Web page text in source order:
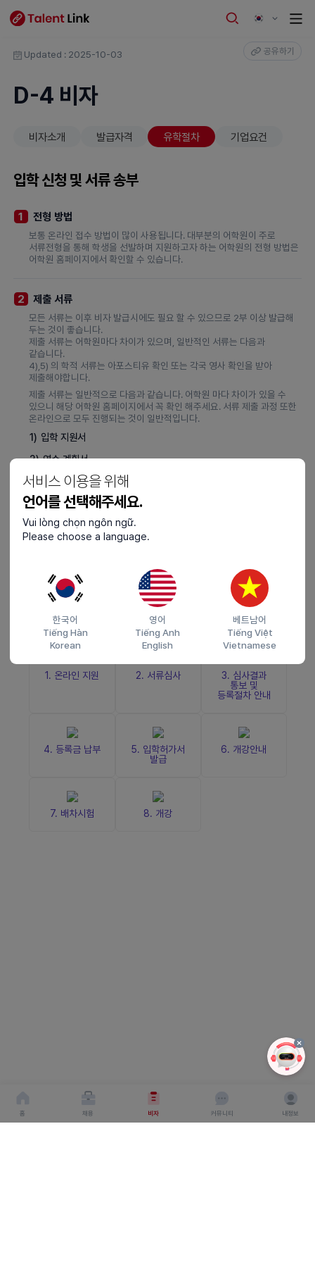
서비스 이용을 위해
언어를 선택해주세요.
Vui lòng chọn ngôn ngữ.
Please choose a language.
한국어
Tiếng Hàn
Korean
영어
Tiếng Anh
English
베트남어
Tiếng Việt
Vietnamese
홈 채용 비자 커뮤니티 내정보
Updated : 2025-10-03 공유하기
D-4 비자
비자소개 발급자격 유학절차 기업요건
입학 신청 및 서류 송부
1 전형 방법
보통 온라인 접수 방법이 많이 사용됩니다. 대부분의 어학원이 주로
서류전형을 통해 학생을 선발하며 지원하고자 하는 어학원의 전형 방법은
어학원 홈페이지에서 확인할 수 있습니다.
2 제출 서류
모든 서류는 이후 비자 발급시에도 필요 할 수 있으므로 2부 이상 발급해
두는 것이 좋습니다.
제출 서류는 어학원마다 차이가 있으며, 일반적인 서류는 다음과
같습니다.
4),5) 의 학적 서류는 아포스티유 확인 또는 각국 영사 확인을 받아
제출해야합니다.
제출 서류는 일반적으로 다음과 같습니다. 어학원 마다 차이가 있을 수
있으니 해당 어학원 홈페이지에서 꼭 확인 해주세요. 서류 제출 과정 또한
온라인으로 모두 진행되는 것이 일반적입니다.
1) 입학 지원서
2) 연수 계획서
3)
자기 소개서
4) 고등학교 성적 증명서
5) 고등학교 졸업 증명서
지원자의 국적 증명 자료(여권 사본 등)
자세히 보기)
(비자 신청이 필요 없을 경우 생략 가능)
연수 과정
1. 온라인 지원 2. 서류심사
3. 심사결과
통보 및
등록절차 안내
4. 등록금 납부
5. 입학허가서
발급
6. 개강안내
7. 배차시험 8. 개강